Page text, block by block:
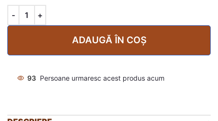
ADAUGĂ ÎN COȘ
93 Persoane urmaresc acest produs acum